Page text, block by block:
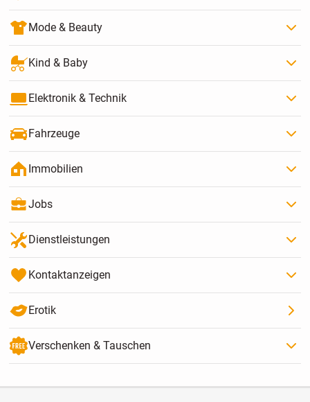
Mode & Beauty
Kind & Baby
Elektronik & Technik
Fahrzeuge
Immobilien
Jobs
Dienstleistungen
Kontaktanzeigen
Erotik
Verschenken & Tauschen